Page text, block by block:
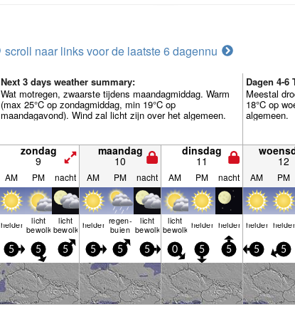
scroll naar links voor de laatste 6 dagennu
Next 3 days weather summary:
Wat motregen, zwaarste tijdens maandagmiddag. Warm
(max 25°C op zondagmiddag, min 19°C op
maandagavond). Wind zal licht zijn over het algemeen.
Dagen 4-6
Meestal
18°C op
algemeen.
zondag
9
maandag
10
dinsdag
11 12
AM PM nacht AM PM nacht AM PM nacht AM PM
helder licht
bewolkt
licht
bewolkt helder regen­
buien
licht
bewolkt
licht
bewolkt helder helder helder helder
5 5 5 5 5 5 0 5 5 5 5